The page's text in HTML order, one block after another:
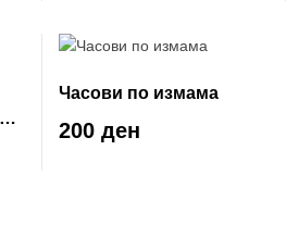
Часови по измама
200 ден